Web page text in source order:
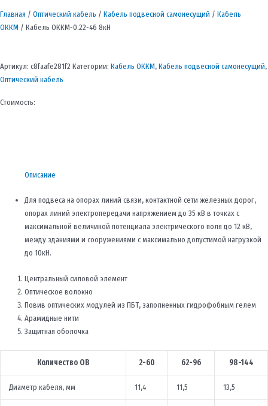
Главная / Оптический кабель / Кабель подвесной самонесущий / Кабель
ОККМ / Кабель ОККМ-0.22-46 8кН
Артикул: c8faafe281f2Категории: Кабель ОККМ,Кабель подвесной самонесущий,
Оптический кабель
Стоимость:
Описание
Для подвеса на опорах линий связи, контактной сети железных дорог,
опорах линий электропередачи напряжением до 35 кВ в точках с
максимальной величиной потенциала электрического поля до 12 кВ,
между зданиями и сооружениями с максимально допустимой нагрузкой
до 10кН.
Центральный силовой элемент
Оптическое волокно
Повив оптических модулей из ПБТ, заполненных гидрофобным гелем
Арамидные нити
Защитная оболочка
Количество ОВ 2-60 62-96 98-144
Диаметр кабеля, мм 11,4 11,5 13,5